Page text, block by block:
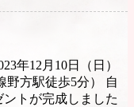
年12月10日（日）
野方駅徒歩5分） 自
トが完成しました